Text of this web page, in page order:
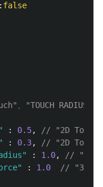
: false
、"TOUCH RADIUS"、
" : 0.5,
// "2D Touch"
" : 0.3,
// "2D Touch"
" : 1.0,
//
" : 1.0
// "3D